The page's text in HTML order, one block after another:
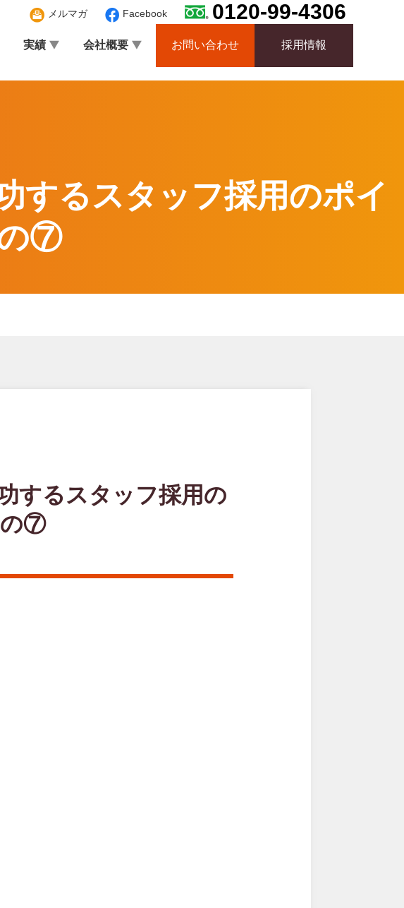
メルマガ Facebook 0120-99-4306
実績 会社概要 お問い合わせ 採用情報
するスタッフ採用のポイ
の⑦
するスタッフ採用の
の⑦